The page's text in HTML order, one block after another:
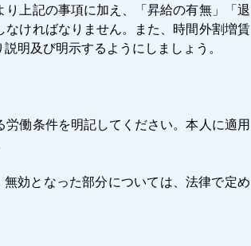
上記の事項に加え、「昇給の有無」「退
ければなりません。また、時間外割増賃
明及び明示するようにしましょう。
働条件を明記してください。本人に適用
効となった部分については、法律で定め